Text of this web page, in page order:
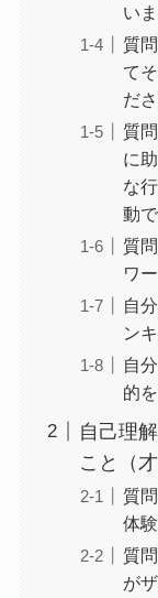
い
質
て
ださ
質
に
な
動
質
ワ
自
ン
自
的
自己理
こと（
質
体
質
が